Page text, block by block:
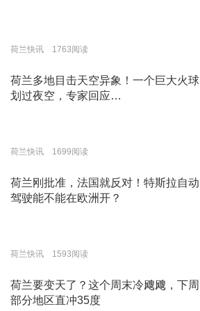
荷兰快讯 1763阅读
荷兰多地目击天空异象！一个巨大火球
划过夜空，专家回应…
荷兰快讯 1699阅读
荷兰刚批准，法国就反对！特斯拉自动
驾驶能不能在欧洲开？
荷兰快讯 1593阅读
荷兰要变天了？这个周末冷飕飕，下周
部分地区直冲35度